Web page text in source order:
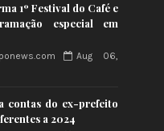
1º Festival do Café e
especial em
Aug 06,
contas do ex-prefeito
a 2024